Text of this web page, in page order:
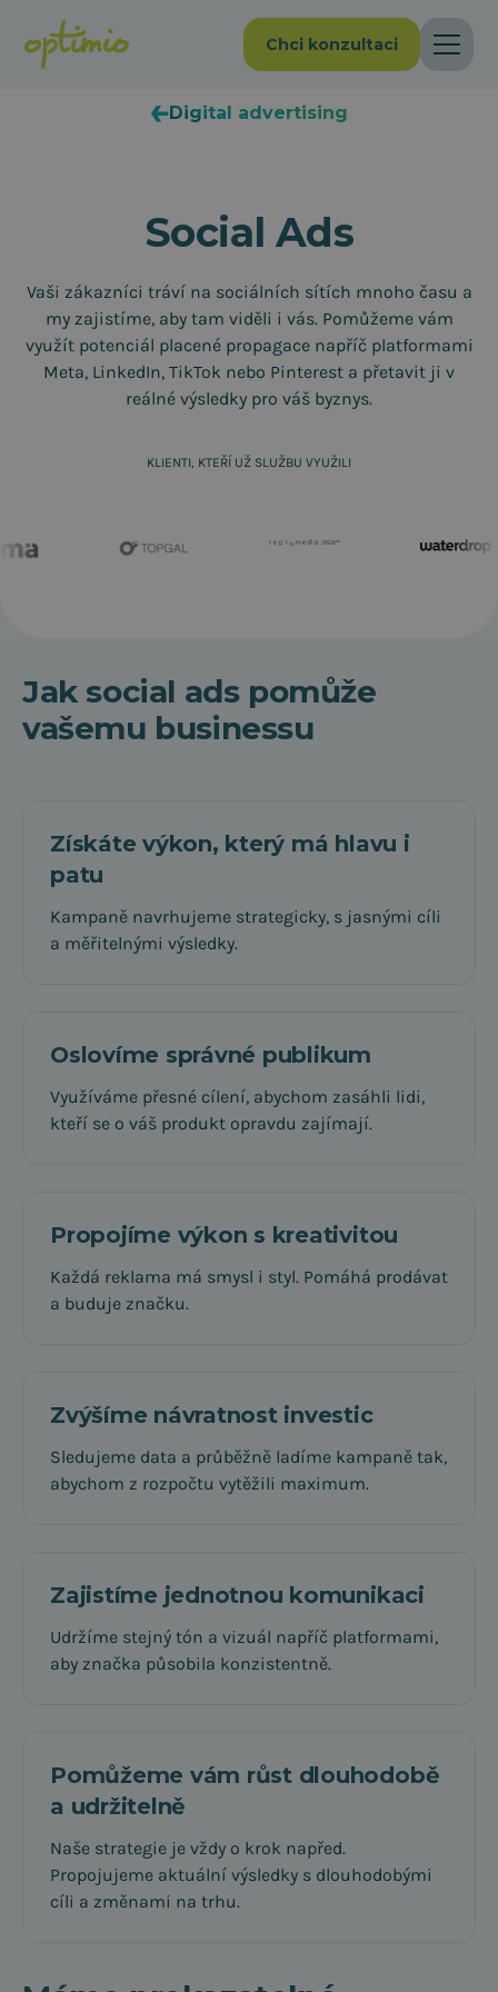
Chci konzultaci
Digital advertising
Social Ads
Vaši zákazníci tráví na sociálních sítích mnoho času a
my zajistíme, aby tam viděli i vás. Pomůžeme vám
využít potenciál placené propagace napříč platformami
Meta, LinkedIn, TikTok nebo Pinterest a přetavit ji v
reálné výsledky pro váš byznys.
KLIENTI, KTEŘÍ UŽ SLUŽBU VYUŽILI
Jak social ads pomůže
vašemu businessu
Získáte výkon, který má hlavu i
patu
Kampaně navrhujeme strategicky, s jasnými cíli
a měřitelnými výsledky.
Oslovíme správné publikum
Využíváme přesné cílení, abychom zasáhli lidi,
kteří se o váš produkt opravdu zajímají.
Propojíme výkon s kreativitou
Každá reklama má smysl i styl. Pomáhá prodávat
a buduje značku.
Zvýšíme návratnost investic
Sledujeme data a průběžně ladíme kampaně tak,
abychom z rozpočtu vytěžili maximum.
Zajistíme jednotnou komunikaci
Udržíme stejný tón a vizuál napříč platformami,
aby značka působila konzistentně.
Pomůžeme vám růst dlouhodobě
a udržitelně
Naše strategie je vždy o krok napřed.
Propojujeme aktuální výsledky s dlouhodobými
cíli a změnami na trhu.